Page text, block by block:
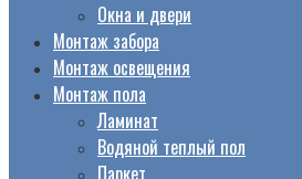
Окна и двери
Монтаж забора
Монтаж освещения
Монтаж пола
Ламинат
Водяной теплый пол
Паркет